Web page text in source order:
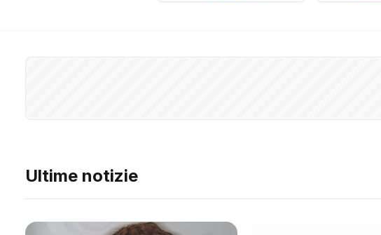
Ultime notizie